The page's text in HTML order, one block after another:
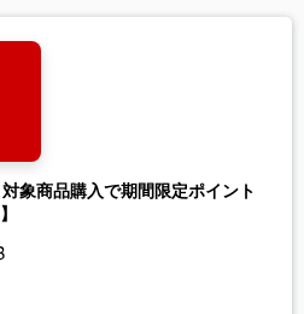
象商品購入で期間限定ポイント